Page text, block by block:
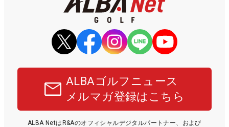
ALBAゴルフニュース
メルマガ登録はこちら
ALBA NetはR&Aのオフィシャルデジタルパートナー、および